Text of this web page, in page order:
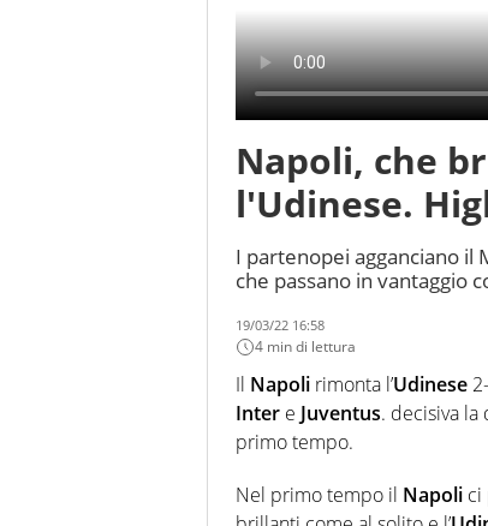
Napoli, che
l'Udinese.
I partenopei agganciano il
che passano in vantaggio
19/03/22 16:58
4 min di lettura
Il Napoli rimonta l’Udinese
Inter e Juventus. decisiva
primo tempo.
Nel primo tempo il Napoli ci